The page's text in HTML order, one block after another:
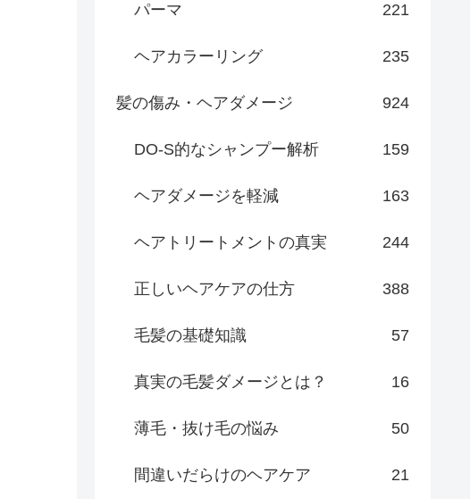
パーマ 221
ヘアカラーリング 235
髪の傷み・ヘアダメージ 924
DO-S的なシャンプー解析 159
ヘアダメージを軽減 163
ヘアトリートメントの真実 244
正しいヘアケアの仕方 388
毛髪の基礎知識 57
真実の毛髪ダメージとは？ 16
薄毛・抜け毛の悩み 50
間違いだらけのヘアケア 21